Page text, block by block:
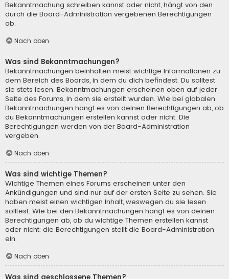
Bekanntmachung schreiben kannst oder nicht, hängt von den
durch die Board-Administration vergebenen Berechtigungen
ab.
Nach oben
Was sind Bekanntmachungen?
Bekanntmachungen beinhalten meist wichtige Informationen zu
dem Bereich des Boards, in dem du dich befindest. Du solltest
sie stets lesen. Bekanntmachungen erscheinen oben auf jeder
Seite des Forums, in dem sie erstellt wurden. Wie bei globalen
Bekanntmachungen hängt es von deinen Berechtigungen ab, ob
du Bekanntmachungen erstellen kannst oder nicht. Die
Berechtigungen werden von der Board-Administration
vergeben.
Nach oben
Was sind wichtige Themen?
Wichtige Themen eines Forums erscheinen unter den
Ankündigungen und sind nur auf der ersten Seite zu sehen. Sie
haben meist einen wichtigen Inhalt, weswegen du sie lesen
solltest. Wie bei den Bekanntmachungen hängt es von deinen
Berechtigungen ab, ob du wichtige Themen erstellen kannst
oder nicht; die Berechtigungen stellt die Board-Administration
ein.
Nach oben